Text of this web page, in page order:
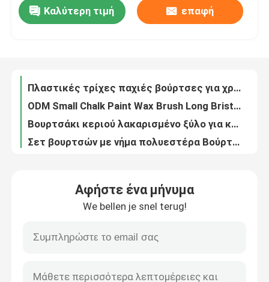
Σχετικά με εμάς
Ποιοτικός έλεγχος
επαφή
Όλες οι περιπτώσεις
Πινέλο βαφής σπιτιού
Βούρτσα συνθετικού νήματος
Καλύτερη τιμή επαφή
Στρογγυλά πινέλα με κιμωλία Λευκή τρίχα 20mm
Σετ πινέλων για έπιπλα μαύρης τρίχας Βούρτσες χρώματος κιμωλίας και κεριού
Αφήστε ένα μήνυμα
We bellen je snel terug!